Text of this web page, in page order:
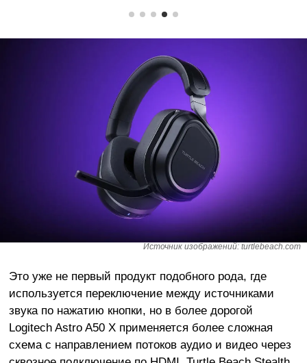
Источник изображений: turtlebeach.com
Это уже не первый продукт подобного рода, где
используется переключение между источниками
звука по нажатию кнопки, но в более дорогой
Logitech Astro A50 X применяется более сложная
схема с направлением потоков аудио и видео через